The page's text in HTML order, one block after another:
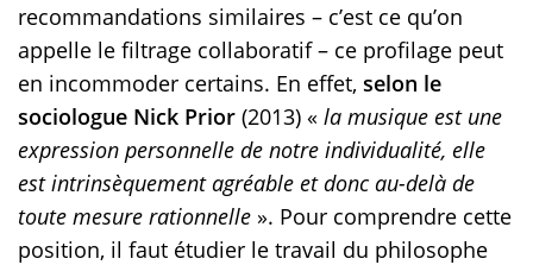
recommandations similaires – c’est ce qu’on
appelle le filtrage collaboratif – ce profilage peut
en incommoder certains. En effet, selon le
sociologue Nick Prior (2013) « la musique est une
expression personnelle de notre individualité, elle
est intrinsèquement agréable et donc au-delà de
toute mesure rationnelle ». Pour comprendre cette
position, il faut étudier le travail du philosophe